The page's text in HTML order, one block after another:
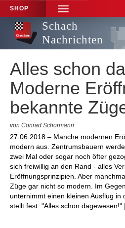
SHOP
TOGGLE
NAVIGATION
Schach
Nachrichten
Alles schon
Moderne
bekannte
von Conrad Schormann
27.06.2018 – Manche modernen
modern aus. Zentrumsbauern
zwei Mal oder sogar noch öfter
sich freiwillig an den Rand - alles
Eröffnungsprinzipien. Aber
Züge gar nicht so modern. Im
unternimmt einen kleinen Ausflug in
stellt fest: "Alles schon